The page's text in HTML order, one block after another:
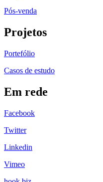
Pós-venda
Projetos
Portefólio
Casos de estudo
Em rede
Facebook
Twitter
Linkedin
Vimeo